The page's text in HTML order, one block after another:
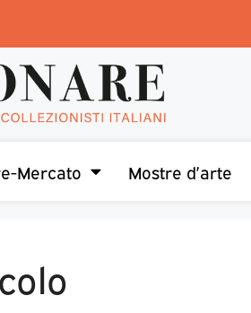
Mercato Mostre d’arte